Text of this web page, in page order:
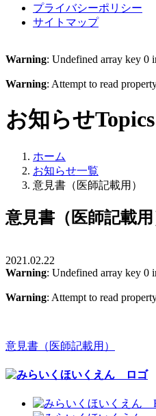
プライバシーポリシー
サイトマップ
Warning: Undefined array key 0
Warning: Attempt to read
お知らせTopics
ホーム
お知らせ一覧
意見書（医師記載用）
意見書（医師記載用
2021.02.22
Warning: Undefined array key 0
Warning: Attempt to read
意見書（医師記載用）